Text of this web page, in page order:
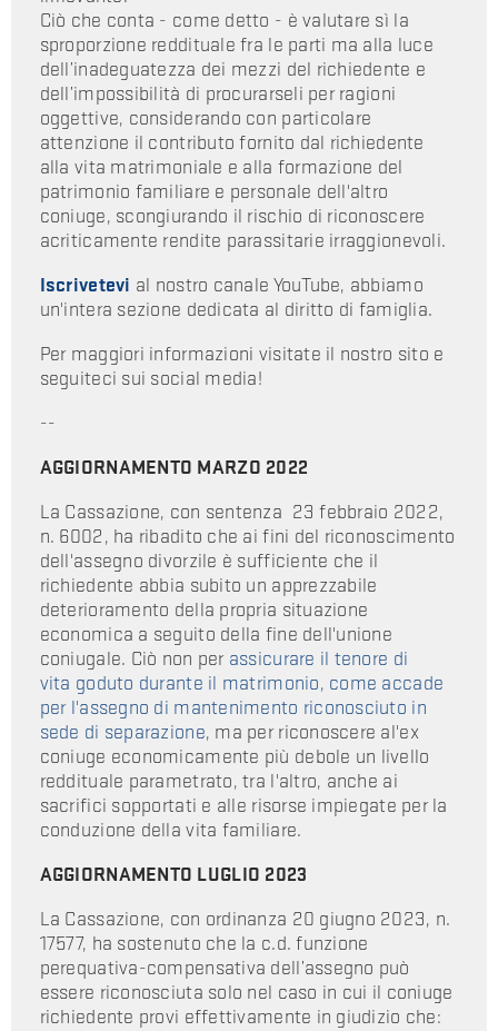
Ciò che conta - come detto - è valutare sì la
sproporzione reddituale fra le parti ma alla luce
dell’inadeguatezza dei mezzi del richiedente e
dell’impossibilità di procurarseli per ragioni
oggettive, considerando con particolare
attenzione il contributo fornito dal richiedente
alla vita matrimoniale e alla formazione del
patrimonio familiare e personale dell'altro
coniuge, scongiurando il rischio di riconoscere
acriticamente rendite parassitarie irraggionevoli.
Iscrivetevi al nostro canale YouTube, abbiamo
un'intera sezione dedicata al diritto di famiglia.
Per maggiori informazioni visitate il nostro sito e
seguiteci sui social media!
--
AGGIORNAMENTO MARZO 2022
La Cassazione, con sentenza 23 febbraio 2022,
n. 6002, ha ribadito che ai fini del riconoscimento
dell'assegno divorzile è sufficiente che il
richiedente abbia subito un apprezzabile
deterioramento della propria situazione
economica a seguito della fine dell'unione
coniugale. Ciò non perassicurare il tenore di
vita goduto durante il matrimonio, come accade
per l'assegno di mantenimento riconosciuto in
sede di separazione, ma per riconoscere al'ex
coniuge economicamente più debole un livello
reddituale parametrato, tra l'altro, anche ai
sacrifici sopportati e alle risorse impiegate per la
conduzione della vita familiare.
AGGIORNAMENTO LUGLIO 2023
La Cassazione, con ordinanza 20 giugno 2023, n.
17577, ha sostenuto che la c.d. funzione
perequativa-compensativa dell’assegno può
essere riconosciuta solo nel caso in cui il coniuge
richiedente provi effettivamente in giudizio che: